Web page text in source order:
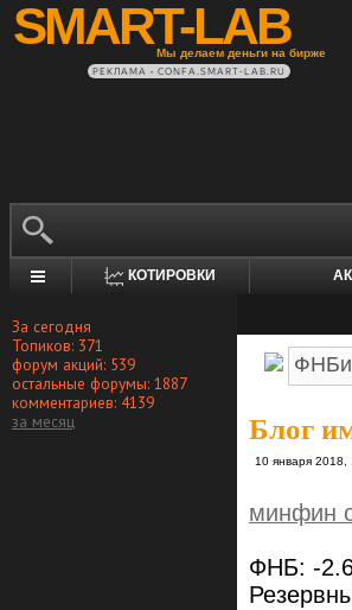
SMART-LAB
Мы делаем деньги на бирже
РЕКЛАМА • CONFA.SMART-LAB.RU
КОТИРОВКИ
За сегодня
Топиков: 371
форум акций: 539
остальные форумы: 1887
комментариев: 4139
за месяц
Блог
10 января 2018,
минфин
ФНБ: -